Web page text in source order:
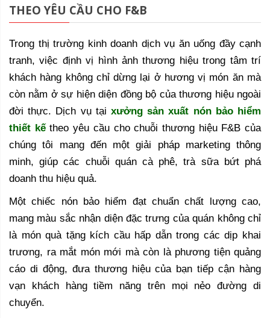
THEO YÊU CẦU CHO F&B
Trong thị trường kinh doanh dịch vụ ăn uống đầy cạnh
tranh, việc định vị hình ảnh thương hiệu trong tâm trí
khách hàng không chỉ dừng lại ở hương vị món ăn mà
còn nằm ở sự hiện diện đồng bộ của thương hiệu ngoài
đời thực. Dịch vụ tại xưởng sản xuất nón bảo hiểm
thiết kếtheo yêu cầu cho chuỗi thương hiệu F&B của
chúng tôi mang đến một giải pháp marketing thông
minh, giúp các chuỗi quán cà phê, trà sữa bứt phá
doanh thu hiệu quả.
Một chiếc nón bảo hiểm đạt chuẩn chất lượng cao,
mang màu sắc nhận diện đặc trưng của quán không chỉ
là món quà tặng kích cầu hấp dẫn trong các dịp khai
trương, ra mắt món mới mà còn là phương tiện quảng
cáo di động, đưa thương hiệu của bạn tiếp cận hàng
vạn khách hàng tiềm năng trên mọi nẻo đường di
chuyển.